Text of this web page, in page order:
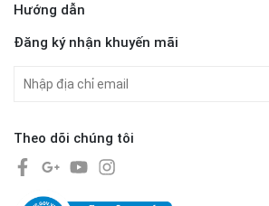
Hướng dẫn
Đăng ký nhận khuyến mãi
Theo dõi chúng tôi